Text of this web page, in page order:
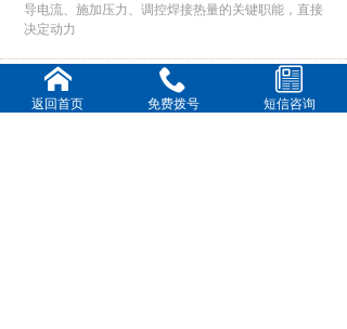
导电流、施加压力、调控焊接热量的关键职能，直接
决定动力
07-28
提高电阻焊电极使用寿命
返回首页 免费拨号 短信咨询